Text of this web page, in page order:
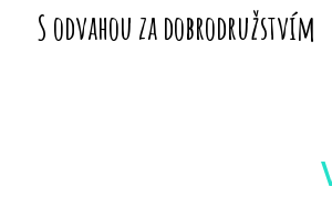
S odvahou za dobrodružstvím